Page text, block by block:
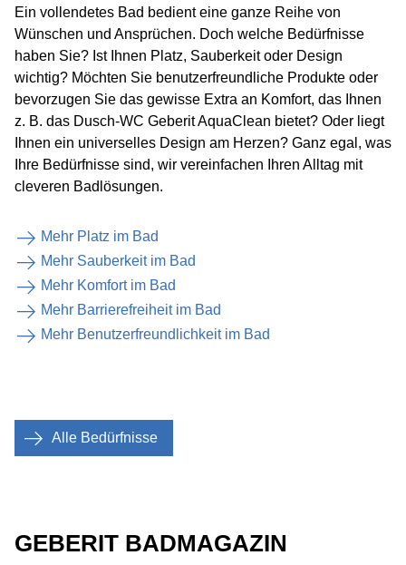
Ein vollendetes Bad bedient eine ganze Reihe von
Wünschen und Ansprüchen. Doch welche Bedürfnisse
haben Sie? Ist Ihnen Platz, Sauberkeit oder Design
wichtig? Möchten Sie benutzerfreundliche Produkte oder
bevorzugen Sie das gewisse Extra an Komfort, das Ihnen
z. B. das Dusch-WC Geberit AquaClean bietet? Oder liegt
Ihnen ein universelles Design am Herzen? Ganz egal, was
Ihre Bedürfnisse sind, wir vereinfachen Ihren Alltag mit
cleveren Badlösungen.
Mehr Platz im Bad
Mehr Sauberkeit im Bad
Mehr Komfort im Bad
Mehr Barrierefreiheit im Bad
Mehr Benutzerfreundlichkeit im Bad
Alle Bedürfnisse
GEBERIT BADMAGAZIN